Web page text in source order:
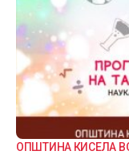
ОПШТИНА КИСЕЛА